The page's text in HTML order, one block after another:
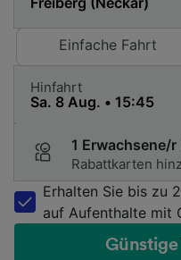
Einfache Fahrt
Hinfahrt
1 Erwachsene/
Rabattkarten
Erhalten Sie bis zu
auf Aufenthalte mit